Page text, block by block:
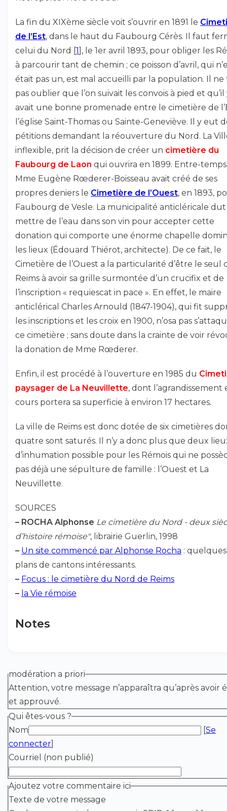
La fin du XIXème siècle voit s’ouvrir en 1891 le
de l’Est, dans le haut du Faubourg Cérès. Il faut
celui du Nord [1] , le 1er avril 1893, pour obliger les
à parcourir tant de chemin ; ce poisson d’avril, qui
était pas un, est mal accueilli par la population. Il
pas oublier que l’on suivait les convois à pied et qu’il
avait une bonne promenade entre le cimetière de
l’église Saint-Thomas ou Sainte-Geneviève. Il y eut
pétitions demandant la réouverture du Nord. La
inflexible, prit la décision de créer un cimetière du
Faubourg de Laon qui ouvrira en 1899. Entre-
Mme Eugène Rœderer-Boisseau avait créé de ses
propres deniers le Cimetière de l’Ouest, en 1893,
Faubourg de Vesle. La municipalité anticléricale dut
mettre de l’eau dans son vin pour accepter cette
donation qui comporte une énorme chapelle
les lieux (Édouard Thiérot, architecte). De ce fait, le
Cimetière de l’Ouest a la particularité d’être le seul
Reims à avoir sa grille surmontée d’un crucifix et de
l’inscription « requiescat in pace ». En effet, le maire
anticlérical Charles Arnould (1847-1904), qui fit
les inscriptions et les croix en 1900, n’osa pas
ce cimetière ; sans doute dans la crainte de voir
la donation de Mme Rœderer.
Enfin, il est procédé à l’ouverture en 1985 du
paysager de La Neuvillette, dont l’agrandissement
cours portera sa superficie à environ 17 hectares.
La ville de Reims est donc dotée de six cimetières
quatre sont saturés. Il n’y a donc plus que deux
d’inhumation possible pour les Rémois qui ne
pas déjà une sépulture de famille : l’Ouest et La
Neuvillette.
SOURCES
– ROCHA Alphonse Le cimetière du Nord - deux
d’histoire rémoise", librairie Guerlin, 1998
– Un site commencé par Alphonse Rocha : quelques
plans de cantons intéressants.
– Focus : le cimetière du Nord de Reims
– la Vie rémoise
Notes
modération a priori
Attention, votre message n’apparaîtra qu’après avoir
et approuvé.
Qui êtes-vous ?
Nom
[Se
connecter]
Courriel (non publié)
Ajoutez votre commentaire ici
Texte de votre message